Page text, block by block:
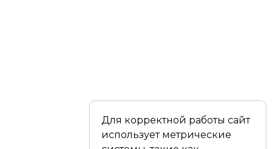
Для корректной работы сайт
использует метрические